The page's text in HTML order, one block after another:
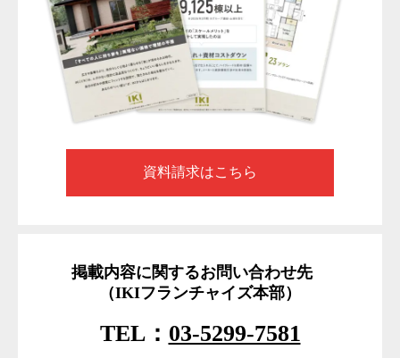
資料請求はこちら
掲載内容に関するお問い合わせ先
（IKIフランチャイズ本部）
TEL： 03-5299-7581